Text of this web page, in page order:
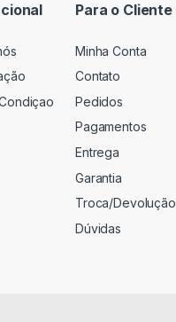
Para o Cliente
Minha Conta
Contato
Pedidos
Pagamentos
Entrega
Garantia
Troca/Devolução
Dúvidas